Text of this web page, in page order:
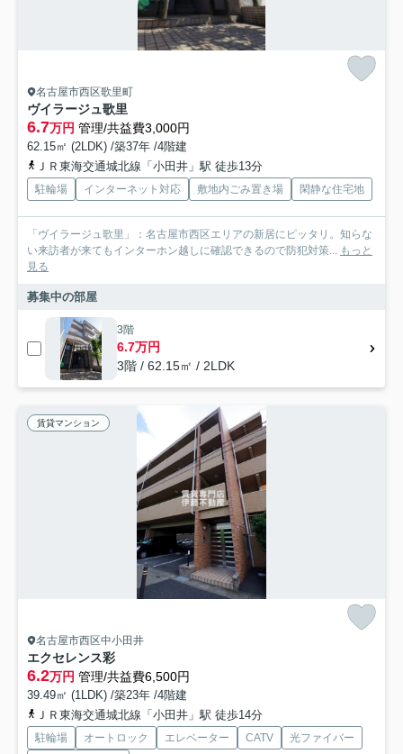
名古屋市西区歌里町
ヴイラージュ歌里
6.7万円 管理/共益費3,000円
62.15㎡ (2LDK) /築37年 /4階建
ＪＲ東海交通城北線「小田井」駅 徒歩13分
駐輪場 インターネット対応 敷地内ごみ置き場 閑静な住宅地
「ヴイラージュ歌里」：名古屋市西区エリアの新居にピッタリ。知らな
い来訪者が来てもインターホン越しに確認できるので防犯対策... もっと
見る
募集中の部屋
3階
6.7万円
3階 / 62.15㎡ / 2LDK
賃貸マンション
名古屋市西区中小田井
エクセレンス彩
6.2万円 管理/共益費6,500円
39.49㎡ (1LDK) /築23年 /4階建
ＪＲ東海交通城北線「小田井」駅 徒歩14分
駐輪場 オートロック エレベーター CATV
光ファイバー